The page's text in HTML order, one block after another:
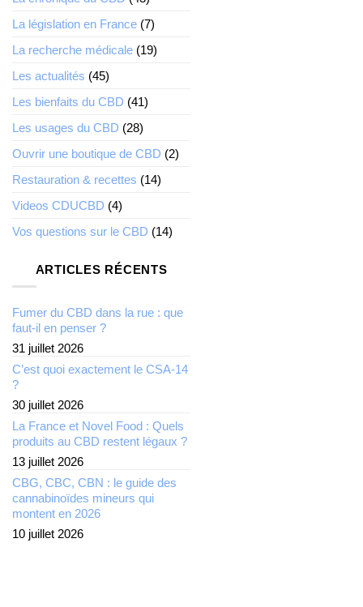
La législation en France (7)
La recherche médicale (19)
Les actualités (45)
Les bienfaits du CBD (41)
Les usages du CBD (28)
Ouvrir une boutique de CBD (2)
Restauration & recettes (14)
Videos CDUCBD (4)
Vos questions sur le CBD (14)
ARTICLES RÉCENTS
Fumer du CBD dans la rue : que
faut-il en penser ?
31 juillet 2026
C’est quoi exactement le CSA-14
?
30 juillet 2026
La France et Novel Food : Quels
produits au CBD restent légaux ?
13 juillet 2026
CBG, CBC, CBN : le guide des
cannabinoïdes mineurs qui
montent en 2026
10 juillet 2026